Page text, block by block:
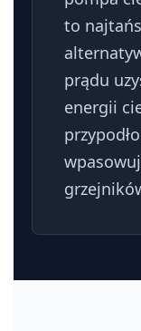
to
prądu
energii